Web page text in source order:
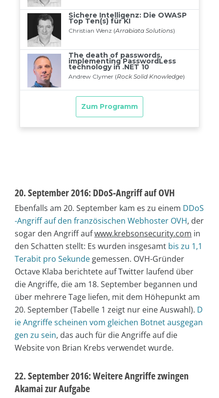
20. September 2016: DDoS-Angriff auf OVH
Ebenfalls am 20. September kam es zu einem DDoS
-Angriff auf den französischen Webhoster OVH, der
sogar den Angriff aufwww.krebsonsecurity.com in
den Schatten stellt: Es wurden insgesamt bis zu 1,1
Terabit pro Sekunde gemessen. OVH-Gründer
Octave Klaba berichtete auf Twitter laufend über
die Angriffe, die am 18. September begannen und
über mehrere Tage liefen, mit dem Höhepunkt am
20. September (Tabelle 1 zeigt nur eine Auswahl). D
ie Angriffe scheinen vom gleichen Botnet ausgegan
gen zu sein, das auch für die Angriffe auf die
Website von Brian Krebs verwendet wurde.
22. September 2016: Weitere Angriffe zwingen
Akamai zur Aufgabe